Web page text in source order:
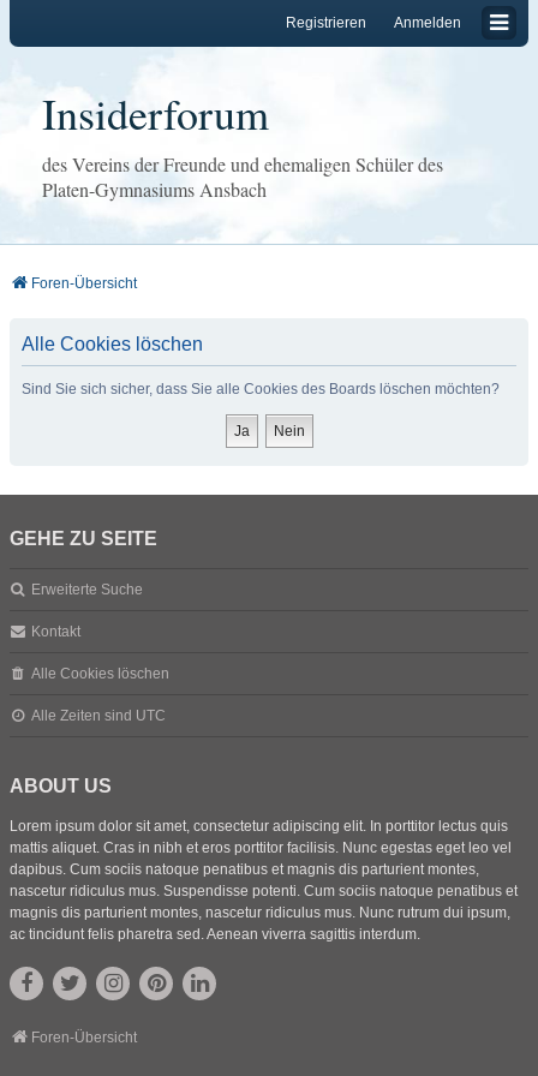
Anmelden
Registrieren
Insiderforum
des Vereins der Freunde und ehemaligen Schüler des
Platen-Gymnasiums Ansbach
Foren-Übersicht
Alle Cookies löschen
Sind Sie sich sicher, dass Sie alle Cookies des Boards löschen möchten?
GEHE ZU SEITE
Erweiterte Suche
Kontakt
Alle Cookies löschen
Alle Zeiten sind UTC
ABOUT US
Lorem ipsum dolor sit amet, consectetur adipiscing elit. In porttitor lectus quis
mattis aliquet. Cras in nibh et eros porttitor facilisis. Nunc egestas eget leo vel
dapibus. Cum sociis natoque penatibus et magnis dis parturient montes,
nascetur ridiculus mus. Suspendisse potenti. Cum sociis natoque penatibus et
magnis dis parturient montes, nascetur ridiculus mus. Nunc rutrum dui ipsum,
ac tincidunt felis pharetra sed. Aenean viverra sagittis interdum.
Foren-Übersicht